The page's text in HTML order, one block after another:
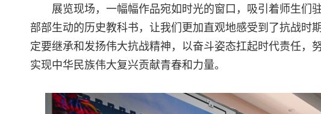
展览现场，一幅幅作品宛如时光的窗口，吸引着师生们
部部生动的历史教科书，让我们更加直观地感受到了抗战时
定要继承和发扬伟大抗战精神，以奋斗姿态扛起时代责任，
实现中华民族伟大复兴贡献青春和力量。